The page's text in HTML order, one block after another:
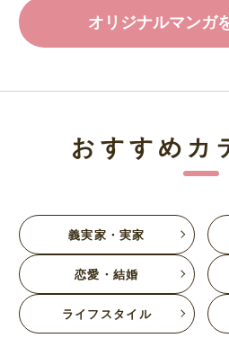
オリジナルマンガ
おすすめカ
義実家・実家
恋愛・結婚
ライフスタイル